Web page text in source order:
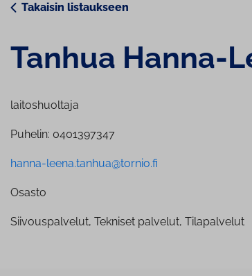
Takaisin listaukseen
Tanhua Hanna-
laitoshuoltaja
Puhelin: 0401397347
hanna-leena.tanhua@tornio.fi
Osasto
Siivouspalvelut, Tekniset palvelut, Tilapalvelut